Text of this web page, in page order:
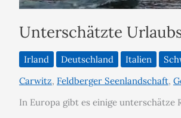
Unterschätzte
Irland Deutschland Italien
Carwitz, Feldberger Seenlandschaft,
In Europa gibt es einige unterschätze